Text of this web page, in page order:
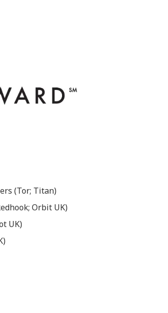
(Tor; Titan)
Orbit UK)
UK)